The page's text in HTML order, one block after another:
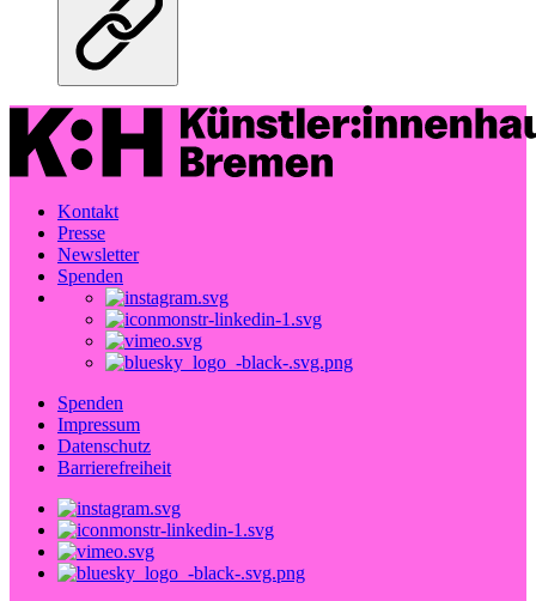
Kontakt
Presse
Newsletter
Spenden
Spenden
Impressum
Datenschutz
Barrierefreiheit